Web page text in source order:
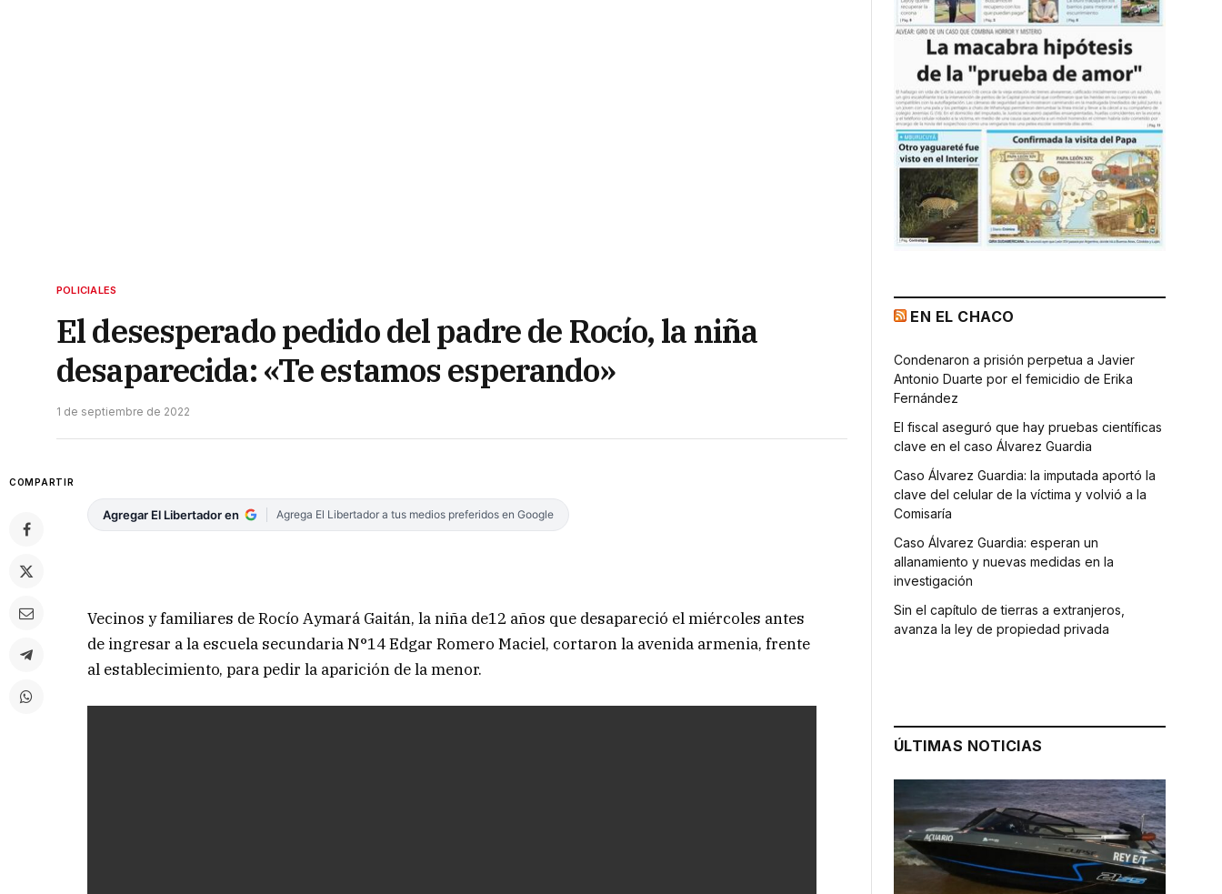
POLICIALES
El desesperado pedido del padre de Rocío, la niña
desaparecida: «Te estamos esperando»
1 de septiembre de 2022
COMPARTIR
Agregar El Libertador en Agrega El Libertador a tus medios preferidos en Google
Vecinos y familiares de Rocío Aymará Gaitán, la niña de12 años que desapareció el miércoles antes
de ingresar a la escuela secundaria N°14 Edgar Romero Maciel, cortaron la avenida armenia, frente
al establecimiento, para pedir la aparición de la menor.
EN EL CHACO
Condenaron a prisión perpetua a Javier
Antonio Duarte por el femicidio de Erika
Fernández
El fiscal aseguró que hay pruebas científicas
clave en el caso Álvarez Guardia
Caso Álvarez Guardia: la imputada aportó la
clave del celular de la víctima y volvió a la
Comisaría
Caso Álvarez Guardia: esperan un
allanamiento y nuevas medidas en la
investigación
Sin el capítulo de tierras a extranjeros,
avanza la ley de propiedad privada
ÚLTIMAS NOTICIAS